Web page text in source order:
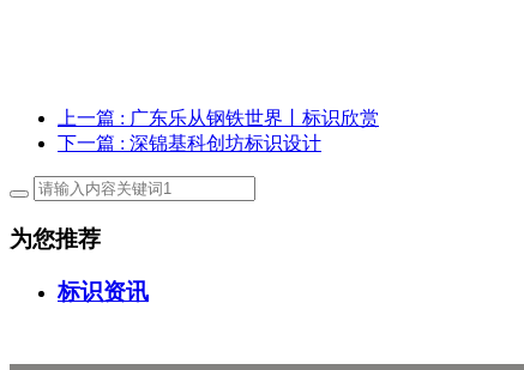
上一篇 : 广东乐从钢铁世界丨标识欣赏
下一篇 : 深锦基科创坊标识设计
为您推荐
标识资讯